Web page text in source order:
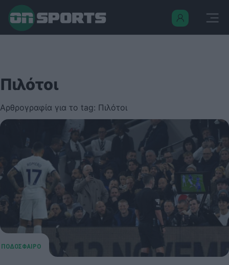
Πιλότοι
Αρθρογραφία για το tag: Πιλότοι